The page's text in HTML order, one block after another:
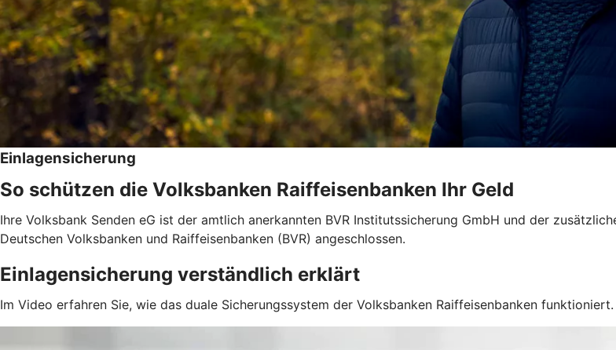
Einlagensicherung
So schützen die Volksbanken Raiffeisenbanken Ihr Geld
Ihre Volksbank Senden eG ist der amtlich anerkannten BVR Institutssicherung GmbH und der
Deutschen Volksbanken und Raiffeisenbanken (BVR) angeschlossen.
Einlagensicherung verständlich erklärt
Im Video erfahren Sie, wie das duale Sicherungssystem der Volksbanken Raiffeisenbanken funktioniert.